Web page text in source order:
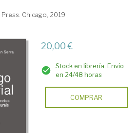
Chicago, 2019
20,00 €
Stock en librería. Envío
en 24/48 horas
COMPRAR